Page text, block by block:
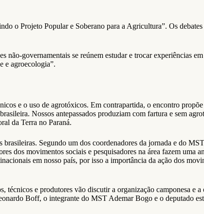
o Projeto Popular e Soberano para a Agricultura”. Os
não-governamentais se reúnem estudar e trocar experiências
e agroecologia”.
e o uso de agrotóxicos. Em contrapartida, o encontro
Nossos antepassados produziam com fartura e sem
da Terra no Paraná.
Segundo um dos coordenadores da jornada e do
dos movimentos sociais e pesquisadores na área fazem uma
em nosso país, por isso a importância da ação dos
técnicos e produtores vão discutir a organização camponesa e
Boff, o integrante do MST Ademar Bogo e o deputado